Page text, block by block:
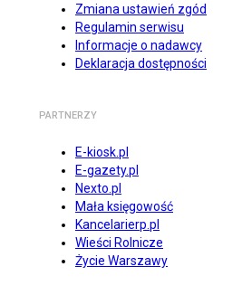
Zmiana ustawień zgód
Regulamin serwisu
Informacje o nadawcy
Deklaracja dostępności
PARTNERZY
E-kiosk.pl
E-gazety.pl
Nexto.pl
Mała księgowość
Kancelarierp.pl
Wieści Rolnicze
Życie Warszawy